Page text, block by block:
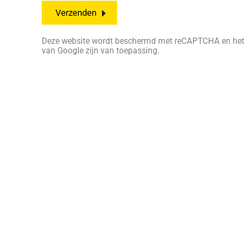
Deze website wordt beschermd met reCAPTCHA en het
van Google zijn van toepassing.